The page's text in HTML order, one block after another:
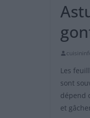
Les
sont
dépend
et